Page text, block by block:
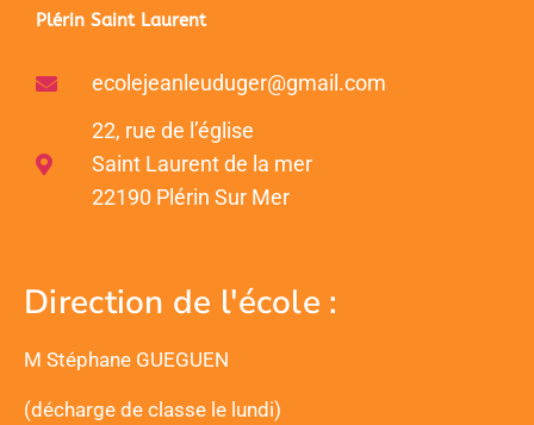
Plérin Saint Laurent
ecolejeanleuduger@gmail.com
22, rue de l’église
Saint Laurent de la mer
22190 Plérin Sur Mer
Direction de l'école :
M Stéphane GUEGUEN
(décharge de classe le lundi)